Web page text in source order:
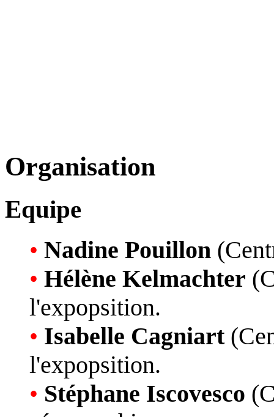
Organisation
Equipe
• Nadine Pouillon
• Hélène Kelmachter
l'expopsition.
• Isabelle Cagniart
l'expopsition.
• Stéphane Iscovesco